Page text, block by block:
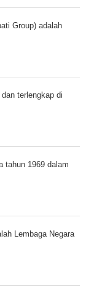
Group) adalah
terlengkap di
tahun 1969 dalam
Lembaga Negara